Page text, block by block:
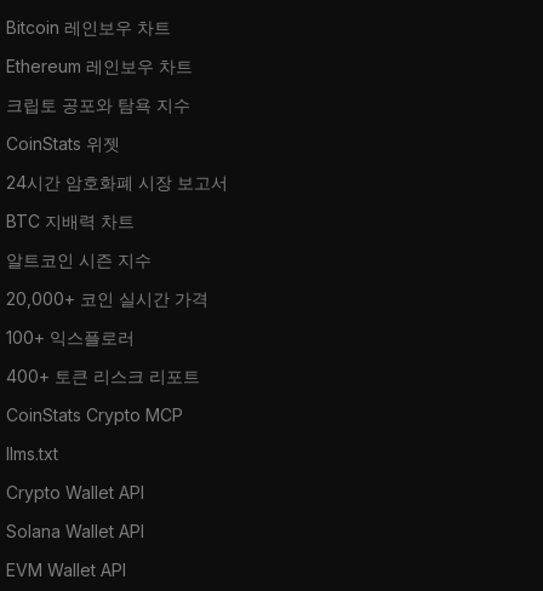
Bitcoin 레인보우 차트
Ethereum 레인보우 차트
크립토 공포와 탐욕 지수
CoinStats 위젯
24시간 암호화폐 시장 보고서
BTC 지배력 차트
알트코인 시즌 지수
20,000+ 코인 실시간 가격
100+ 익스플로러
400+ 토큰 리스크 리포트
CoinStats Crypto MCP
llms.txt
Crypto Wallet API
Solana Wallet API
EVM Wallet API